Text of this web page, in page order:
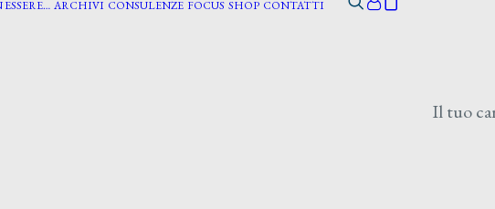
ARCHIVI CONSULENZE FOCUS SHOP CONTATTI
Il tuo